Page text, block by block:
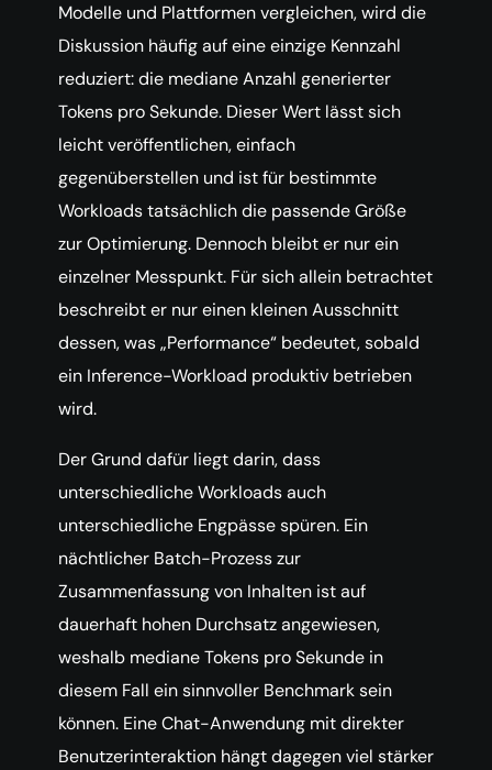
Modelle und Plattformen vergleichen, wird die
Diskussion häufig auf eine einzige Kennzahl
reduziert: die mediane Anzahl generierter
Tokens pro Sekunde. Dieser Wert lässt sich
leicht veröffentlichen, einfach
gegenüberstellen und ist für bestimmte
Workloads tatsächlich die passende Größe
zur Optimierung. Dennoch bleibt er nur ein
einzelner Messpunkt. Für sich allein betrachtet
beschreibt er nur einen kleinen Ausschnitt
dessen, was „Performance“ bedeutet, sobald
ein Inference-Workload produktiv betrieben
wird.
Der Grund dafür liegt darin, dass
unterschiedliche Workloads auch
unterschiedliche Engpässe spüren. Ein
nächtlicher Batch-Prozess zur
Zusammenfassung von Inhalten ist auf
dauerhaft hohen Durchsatz angewiesen,
weshalb mediane Tokens pro Sekunde in
diesem Fall ein sinnvoller Benchmark sein
können. Eine Chat-Anwendung mit direkter
Benutzerinteraktion hängt dagegen viel stärker